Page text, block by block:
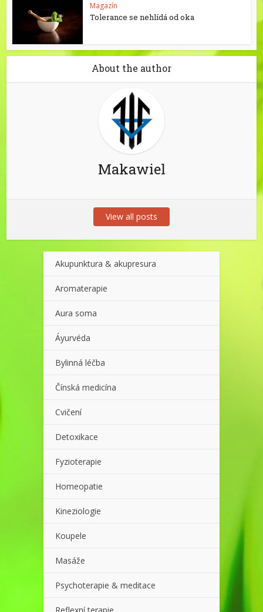
Magazín
Tolerance se nehlídá od oka
About the author
Makawiel
View all posts
Akupunktura & akupresura
Aromaterapie
Aura soma
Áyurvéda
Bylinná léčba
Čínská medicína
Cvičení
Detoxikace
Fyzioterapie
Homeopatie
Kineziologie
Koupele
Masáže
Psychoterapie & meditace